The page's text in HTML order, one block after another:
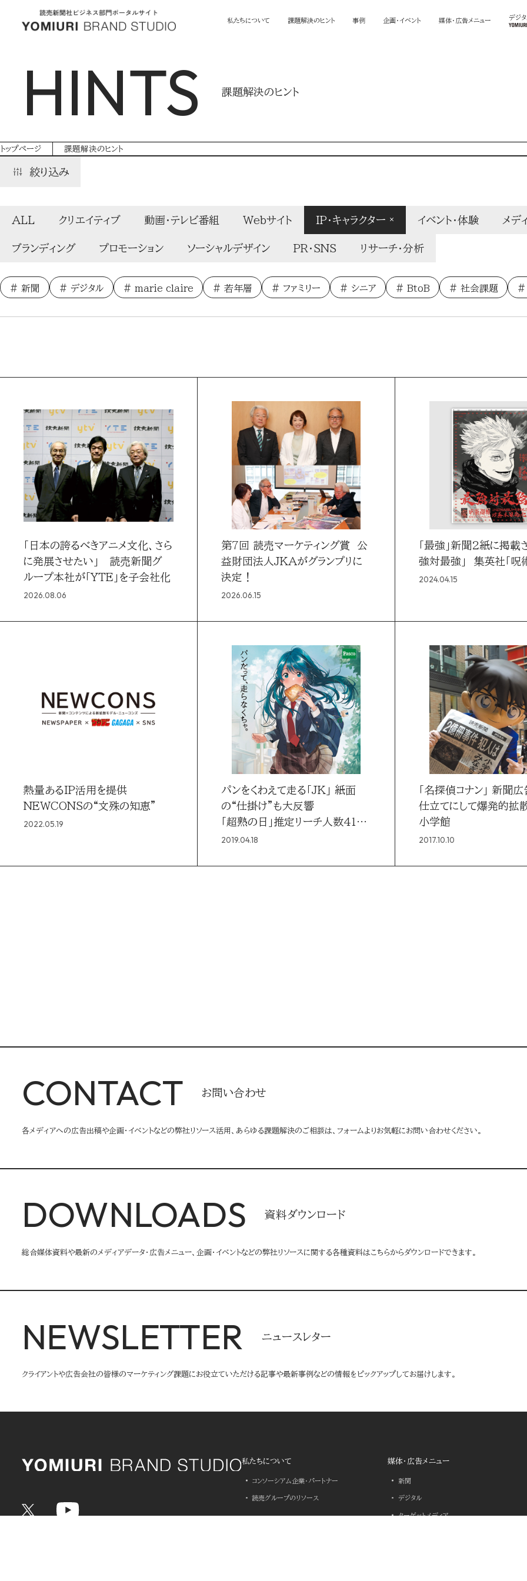
私たちについて 課題解決のヒント 事例 企画・イベント 媒体・広告メニュー デジ
HINTS 課題解決のヒント
トップページ 課題解決のヒント
絞り込み
ALL クリエイティブ 動画・テレビ番組 Webサイト IP・キャラクター イベント・体験 メデ
ブランディング プロモーション ソーシャルデザイン PR・SNS リサーチ・分析
新聞 デジタル marie claire 若年層 ファミリー シニア BtoB 社会課題
「日本の誇るべきアニメ文化、さら
に発展させたい」 読売新聞グ
ループ本社が「YTE」を子会社化
2026.08.06
第7回 読売マーケティング賞 公
益財団法人JKAがグランプリに
決定！
2026.06.15
「最強」新聞2紙に掲載
強対最強」 集英社「呪
2024.04.15
熱量あるIP活用を提供
NEWCONSの“文殊の知恵”
2022.05.19
パンをくわえて走る「JK」 紙面
の“仕掛け”も大反響
「超熟の日」推定リーチ人数419
万人に
2019.04.18
「名探偵コナン」 新聞
仕立てにして爆発的拡
小学館
2017.10.10
CONTACT お問い合わせ
各メディアへの広告出稿や企画・イベントなどの弊社リソース活用、あらゆる課題解決のご相談は、フォームよりお気軽にお問い合わせください。
DOWNLOADS 資料ダウンロード
総合媒体資料や最新のメディアデータ・広告メニュー、企画・イベントなどの弊社リソースに関する各種資料はこちらからダウンロードできます。
NEWSLETTER ニュースレター
クライアントや広告会社の皆様のマーケティング課題にお役立ていただける記事や最新事例などの情報をピックアップしてお届けします。
私たちについて
コンソーシアム企業・パートナー
読売グループのリソース
媒体・広告メニュー
新聞
デジタル
ターゲットメディア